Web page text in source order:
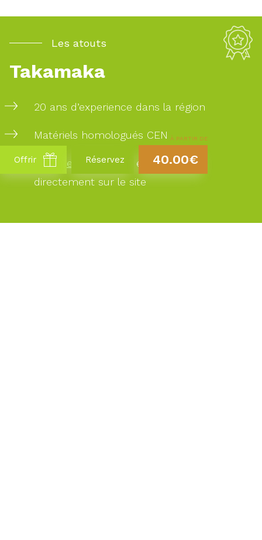
Les atouts
Takamaka
20 ans d’experience dans la région
Matériels homologués CEN
Réservez
votre date et horaire
directement sur le site
Offrir Réservez
À PARTIR DE
40.00€